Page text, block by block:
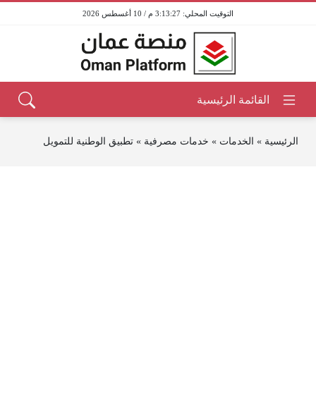
3:13:27 م / 10 أغسطس 2026
الرئيسية » الخدمات » خدمات مصرفية » تطبيق الوطنية للتمويل